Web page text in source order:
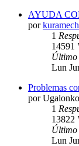
AYUDA
por
1
14591
Último
Lun
Problemas
porUgalonko
1
13822
Último
Lun